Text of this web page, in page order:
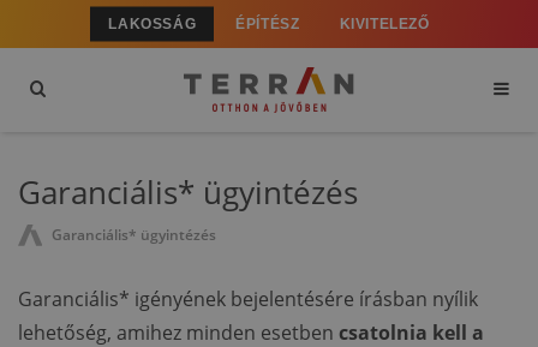
LAKOSSÁG ÉPÍTÉSZ KIVITELEZŐ
Garanciális* ügyintézés
Garanciális* ügyintézés
Garanciális* igényének bejelentésére írásban nyílik
lehetőség, amihez minden esetben csatolnia kell a